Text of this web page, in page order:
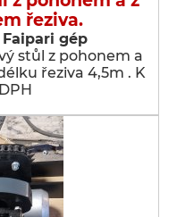
řeziva.
gép
stůl z pohonem a
řeziva 4,5m . K